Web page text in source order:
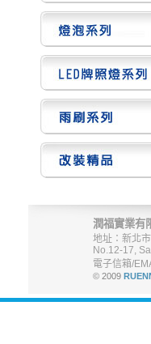
潤福實業有
地址：新北
No.12-17,
電子信箱/
© 2009